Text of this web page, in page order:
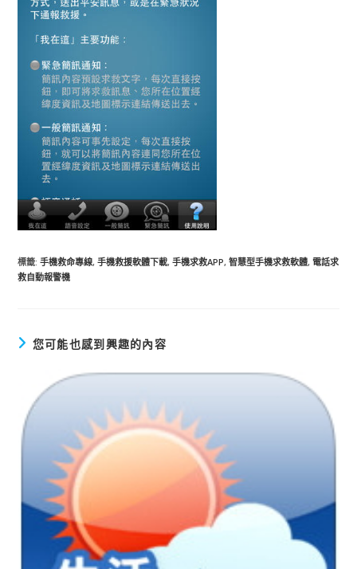
標籤:手機救命專線, 手機救援軟體下載, 手機求救APP, 智慧型手機求救軟體, 電話求
救自動報警機
您可能也感到興趣的內容